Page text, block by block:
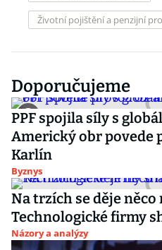
Životní pojištění a penzijní
Doporučujeme
PPF spojila síly s
Americký obr povede
Karlín
Byznys
Na trzích se děje
Technologické firmy
Názory a analýzy